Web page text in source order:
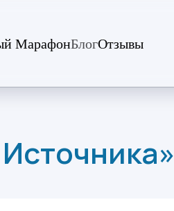
МарафонБлогОтзывы